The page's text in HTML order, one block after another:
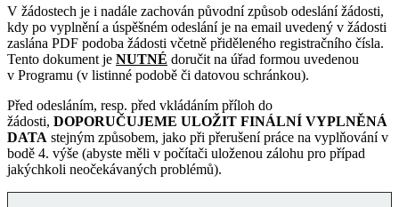
V žádostech je i nadále zachován původní způsob odeslání žádosti,
kdy po vyplnění a úspěšném odeslání je na email uvedený v žádosti
zaslána PDF podoba žádosti včetně přiděleného registračního čísla.
Tento dokument je NUTNÉ doručit na úřad formou uvedenou
v Programu (v listinné podobě či datovou schránkou).
Před odesláním, resp. před vkládáním příloh do
žádosti, DOPORUČUJEME ULOŽIT FINÁLNÍ VYPLNĚNÁ
DATA stejným způsobem, jako při přerušení práce na vyplňování v
bodě 4. výše (abyste měli v počítači uloženou zálohu pro případ
jakýchkoli neočekávaných problémů).